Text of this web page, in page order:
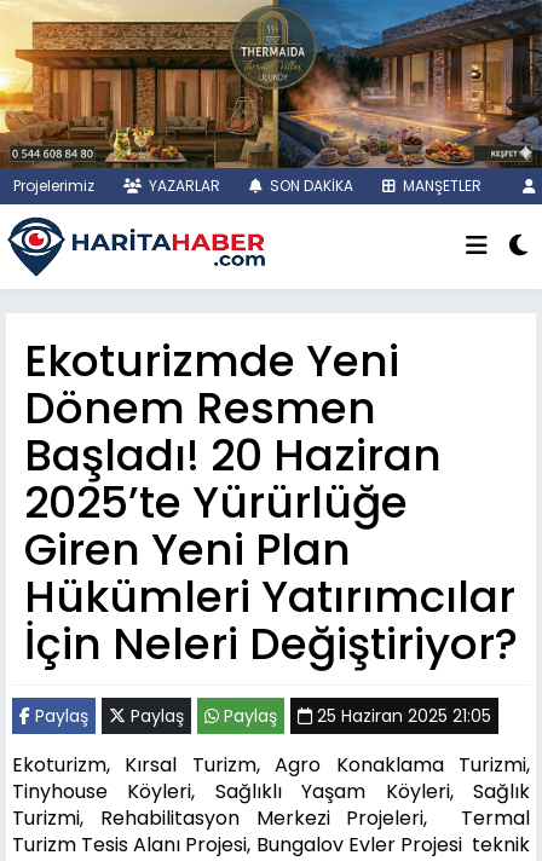
Projelerimiz YAZARLAR SON DAKİKA MANŞETLER
Ekoturizmde Yeni
Dönem Resmen
Başladı! 20 Haziran
2025’te Yürürlüğe
Giren Yeni Plan
Hükümleri Yatırımcılar
İçin Neleri Değiştiriyor?
Paylaş Paylaş Paylaş 25 Haziran 2025 21:05
Ekoturizm, Kırsal Turizm, Agro Konaklama Turizmi,
Tinyhouse Köyleri, Sağlıklı Yaşam Köyleri, Sağlık
Turizmi, Rehabilitasyon Merkezi Projeleri, Termal
Turizm Tesis Alanı Projesi, Bungalov Evler Projesi teknik